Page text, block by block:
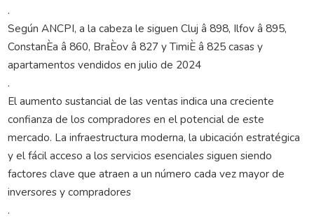
.
Según ANCPI, a la cabeza le siguen Cluj â 898, Ilfov â 895,
ConstanÈa â 860, BraÈov â 827 y TimiÈ â 825 casas y
apartamentos vendidos en julio de 2024
.
El aumento sustancial de las ventas indica una creciente
confianza de los compradores en el potencial de este
mercado. La infraestructura moderna, la ubicación estratégica
y el fácil acceso a los servicios esenciales siguen siendo
factores clave que atraen a un número cada vez mayor de
inversores y compradores
.